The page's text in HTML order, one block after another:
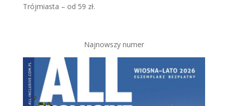
Trójmiasta – od 59 zł.
Najnowszy numer